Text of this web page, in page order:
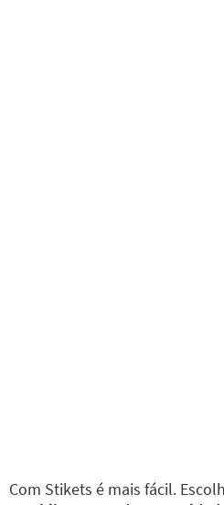
Com Stikets é mais fácil.